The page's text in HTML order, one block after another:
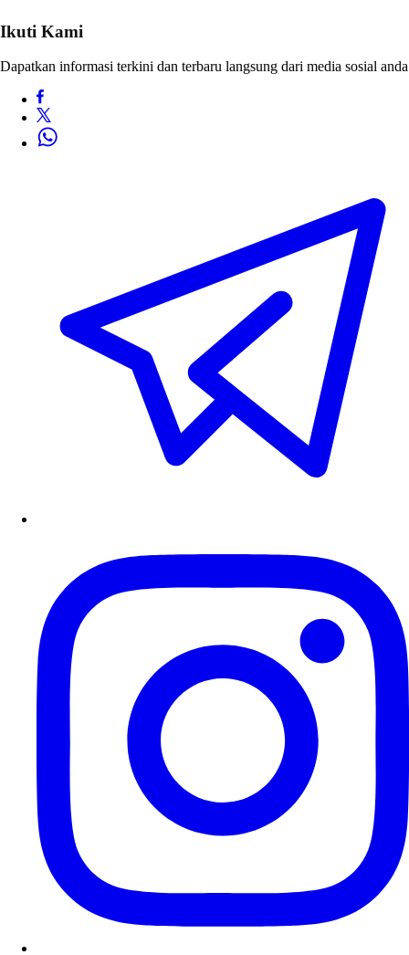
Ikuti Kami
Dapatkan informasi terkini dan terbaru langsung dari media sosial anda